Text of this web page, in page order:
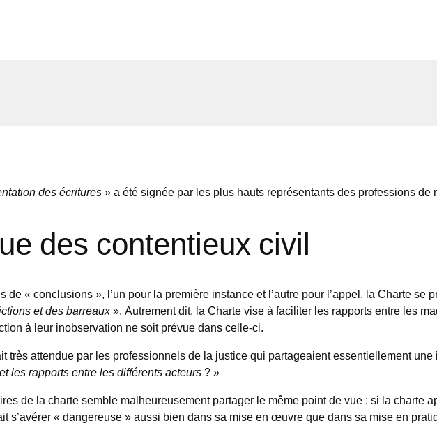
des écritures» a été signée par les plus hauts représentants des professions de
des contentieux civil
« conclusions », l’un pour la première instance et l’autre pour l’appel, la Charte se
et des barreaux». Autrement dit, la Charte vise à faciliter les rapports entre les
à leur inobservation ne soit prévue dans celle-ci.
très attendue par les professionnels de la justice qui partageaient essentiellement
les rapports entre les différents acteurs? »
de la charte semble malheureusement partager le même point de vue : si la charte
s’avérer « dangereuse » aussi bien dans sa mise en œuvre que dans sa mise en